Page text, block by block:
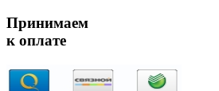
Принимаем
к оплате